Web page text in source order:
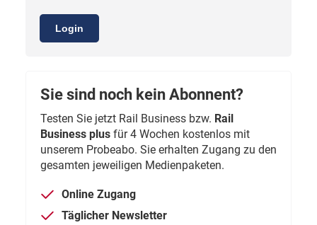
Login
Sie sind noch kein Abonnent?
Testen Sie jetzt Rail Business bzw. Rail
Business plus für 4 Wochen kostenlos mit
unserem Probeabo. Sie erhalten Zugang zu den
gesamten jeweiligen Medienpaketen.
Online Zugang
Täglicher Newsletter